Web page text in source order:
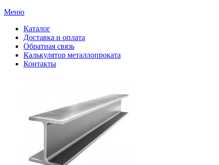
Меню
Каталог
Доставка и оплата
Обратная связь
Калькулятор металлопроката
Контакты